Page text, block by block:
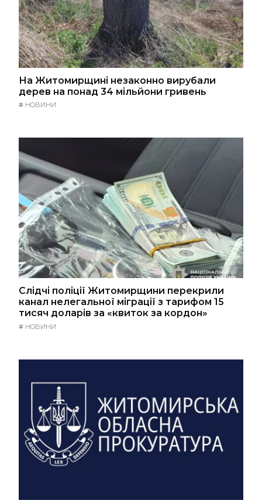
На Житомирщині незаконно вирубали
дерев на понад 34 мільйони гривень
# НОВИНИ
Слідчі поліції Житомирщини перекрили
канал нелегальної міграції з тарифом 15
тисяч доларів за «квиток за кордон»
# НОВИНИ